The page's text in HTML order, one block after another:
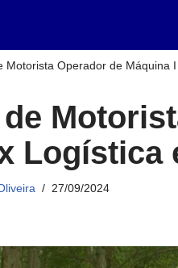
Motorista Operador de Máquina
de
Logística
27/09/2024